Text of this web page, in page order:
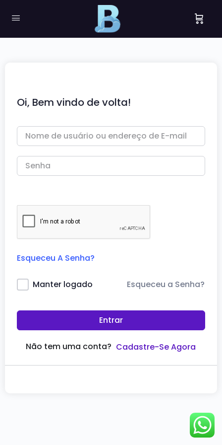
Oi, Bem vindo de volta!
Esqueceu A Senha?
Manter logado Esqueceu a Senha?
Entrar
Não tem uma conta? Cadastre-Se Agora